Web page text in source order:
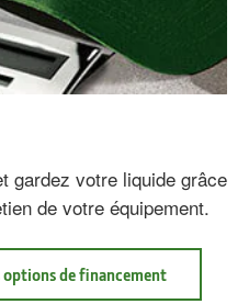
votre liquide grâce
de votre équipement.
options de financementà